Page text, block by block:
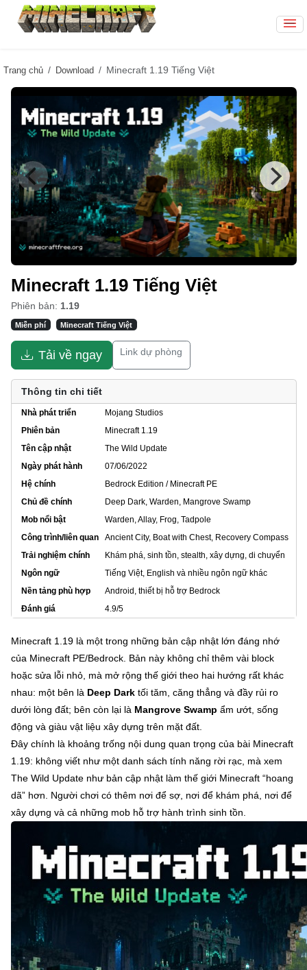
Trang chủ Download Minecraft 1.19 Tiếng Việt
Minecraft 1.19 Tiếng Việt
Phiên bản: 1.19
Miễn phí Minecraft Tiếng Việt
Tải về ngay Link dự phòng
Thông tin chi tiết
Nhà phát triển
Mojang Studios
Phiên bản
Minecraft 1.19
Tên cập nhật
The Wild Update
Ngày phát hành
07/06/2022
Hệ chính
Bedrock Edition / Minecraft PE
Chủ đề chính
Deep Dark, Warden, Mangrove Swamp
Mob nổi bật
Warden, Allay, Frog, Tadpole
Công trình/liên quan
Ancient City, Boat with Chest, Recovery Compass
Trải nghiệm chính
Khám phá, sinh tồn, stealth, xây dựng, di chuyển
Ngôn ngữ
Tiếng Việt, English và nhiều ngôn ngữ khác
Nền tảng phù hợp
Android, thiết bị hỗ trợ Bedrock
Đánh giá
4.9/5
Minecraft 1.19 là một trong những bản cập nhật lớn đáng nhớ
của Minecraft PE/Bedrock. Bản này không chỉ thêm vài block
hoặc sửa lỗi nhỏ, mà mở rộng thế giới theo hai hướng rất khác
nhau: một bên là Deep Darktối tăm, căng thẳng và đầy rủi ro
dưới lòng đất; bên còn lại là Mangrove Swamp ẩm ướt, sống
động và giàu vật liệu xây dựng trên mặt đất.
Đây chính là khoảng trống nội dung quan trọng của bài Minecraft
1.19: không viết như một danh sách tính năng rời rạc, mà xem
The Wild Update như bản cập nhật làm thế giới Minecraft “hoang
dã” hơn. Người chơi có thêm nơi để sợ, nơi để khám phá, nơi để
xây dựng và cả những mob hỗ trợ hành trình sinh tồn.